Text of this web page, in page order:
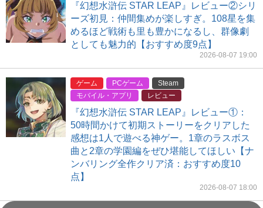
『幻想水滸伝 STAR LEAP』レビュー②シリ
ーズ初見：仲間集めが楽しすぎ。108星を集
めるほど戦術も里も豊かになるし、群像劇
としても魅力的【おすすめ度9点】
2026-08-07 19:00
ゲーム PCゲーム
Steam
モバイル・アプリ
レビュー
『幻想水滸伝 STAR LEAP』レビュー①：
50時間かけて初期ストーリーをクリアした
感想は1人で遊べる神ゲー。1章のラスボス
曲と2章の学園編をぜひ堪能してほしい【ナ
ンバリング全作クリア済：おすすめ度10
点】
2026-08-07 18:00